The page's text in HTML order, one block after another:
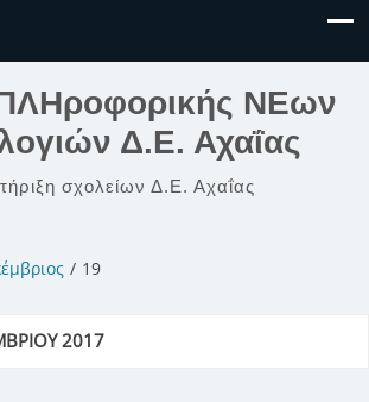
ΝΕων
Δ.Ε. Αχαΐας
σχολείων Δ.Ε. Αχαΐας
19
2017